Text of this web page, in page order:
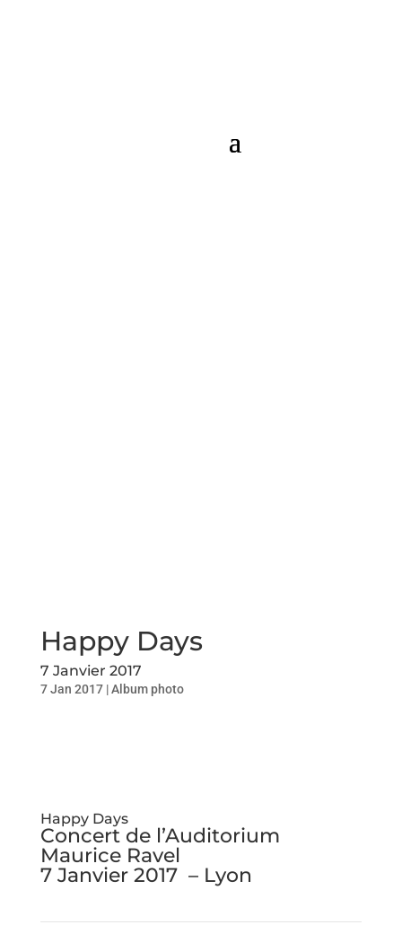
Happy Days
7 Janvier 2017
7 Jan 2017|Album photo
Happy Days
Concert de l’Auditorium
Maurice Ravel
7 Janvier 2017 – Lyon